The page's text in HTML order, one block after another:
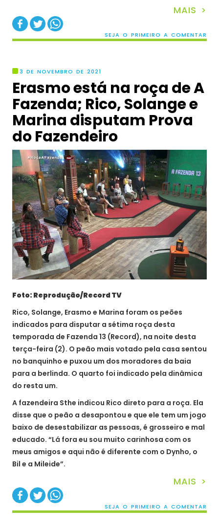
MAIS >
SEJA O PRIMEIRO A COMENTAR
3 DE NOVEMBRO DE 2021
Erasmo está na roça de A
Fazenda; Rico, Solange e
Marina disputam Prova
do Fazendeiro
Foto: Reprodução/Record TV
Rico, Solange, Erasmo e Marina foram os peões
indicados para disputar a sétima roça desta
temporada de Fazenda 13 (Record), na noite desta
terça-feira (2). O peão mais votado pela casa sentou
no banquinho e puxou um dos moradores da baia
para a berlinda. O quarto foi indicado pela dinâmica
do resta um.
A fazendeira Sthe indicou Rico direto para a roça. Ela
disse que o peão a desapontou e que ele tem um jogo
baixo de desestabilizar as pessoas, é grosseiro e mal
educado. “Lá fora eu sou muito carinhosa com os
meus amigos e aqui não é diferente com o Dynho, o
Bil e a Mileide”.
MAIS >
SEJA O PRIMEIRO A COMENTAR